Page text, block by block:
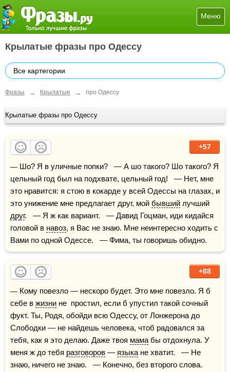
Меню
Крылатые фразы про Одессу
Все картегории
Фразы → Крылатые → про Одессу
Крылатые фразы про Одессу
+57
— Шо? Я в уличные попки?   — А шо такого? Шо такого? Я
цельный год был на подхвате, цельный год!   — Нет, мне
это нравится: я стою в кокарде у всей Одессы на глазах, и
это унижение мне предлагает друг, мой бывший
друг.   — Я ж как вариант.   — Давид Гоцман, иди кидайся
головой в навоз, я Вас не знаю. Мне неинтересно ходить с
Вами по одной Одессе.   — Фима, ты говоришь обидно.
+88
— Кому повезло — нескоро будет. Это мне повезло. Я б
себе в жизни не  простил, если б упустил такой сочный
фукт. Ты, Родя, обойди всю Одессу, от Лонжерона до
Слободки — не найдешь человека, чтоб радовался за
тебя, как я это делаю. Даже твоя мама бы отдохнула. У
меня ж до тебя разговоров — языка не хватит.   — Не
знаю, ничего не знаю.   — Конечно, без второго слова.